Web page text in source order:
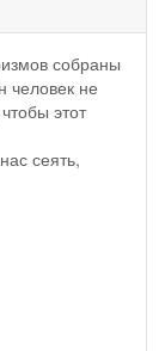
собраны
человек не
этот
сеять,